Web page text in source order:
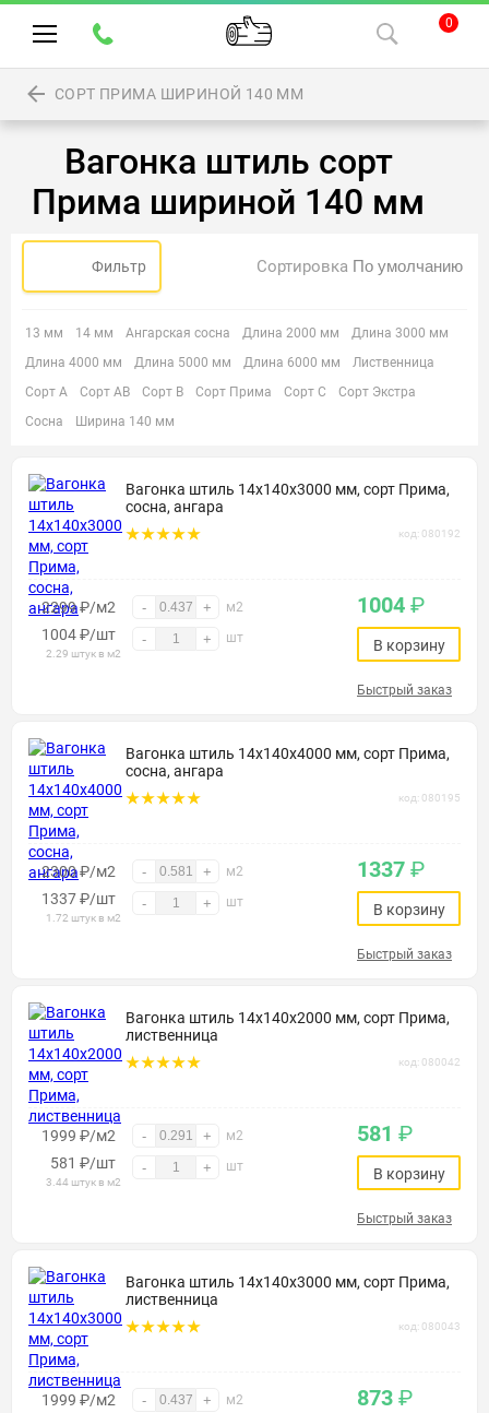
0
СОРТ ПРИМА ШИРИНОЙ 140 ММ
Вагонка штиль сорт
Прима шириной 140 мм
Фильтр Сортировка
13 мм 14 мм Ангарская сосна Длина 2000 мм
Длина 3000 мм
Длина 4000 мм
Длина 5000 мм Длина 6000 мм
Лиственница
Сорт А
Сорт АВ Сорт В Сорт Прима Сорт С
Сорт Экстра
Сосна
Ширина 140 мм
Вагонка штиль 14х140х3000 мм, сорт Прима,
сосна, ангара
код: 080192
2299 ₽/м2 - + м2
1004₽/шт
2.29 штук в м2
- + шт
1004 ₽
В корзину
Быстрый заказ
Вагонка штиль 14х140х4000 мм, сорт Прима,
сосна, ангара
код: 080195
2300 ₽/м2 - + м2
1337₽/шт
1.72 штук в м2
- + шт
1337 ₽
В корзину
Быстрый заказ
Вагонка штиль 14х140х2000 мм, сорт Прима,
лиственница
код: 080042
1999 ₽/м2 - + м2
581 ₽/шт
3.44 штук в м2
- + шт
581 ₽
В корзину
Быстрый заказ
Вагонка штиль 14х140х3000 мм, сорт Прима,
лиственница
код: 080043
1999 ₽/м2 - + м2 873 ₽